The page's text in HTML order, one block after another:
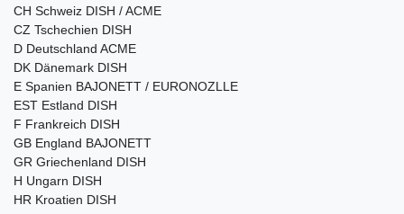
CH Schweiz DISH / ACME
CZ Tschechien DISH
D Deutschland ACME
DK Dänemark DISH
E Spanien BAJONETT / EURONOZLLE
EST Estland DISH
F Frankreich DISH
GB England BAJONETT
GR Griechenland DISH
H Ungarn DISH
HR Kroatien DISH